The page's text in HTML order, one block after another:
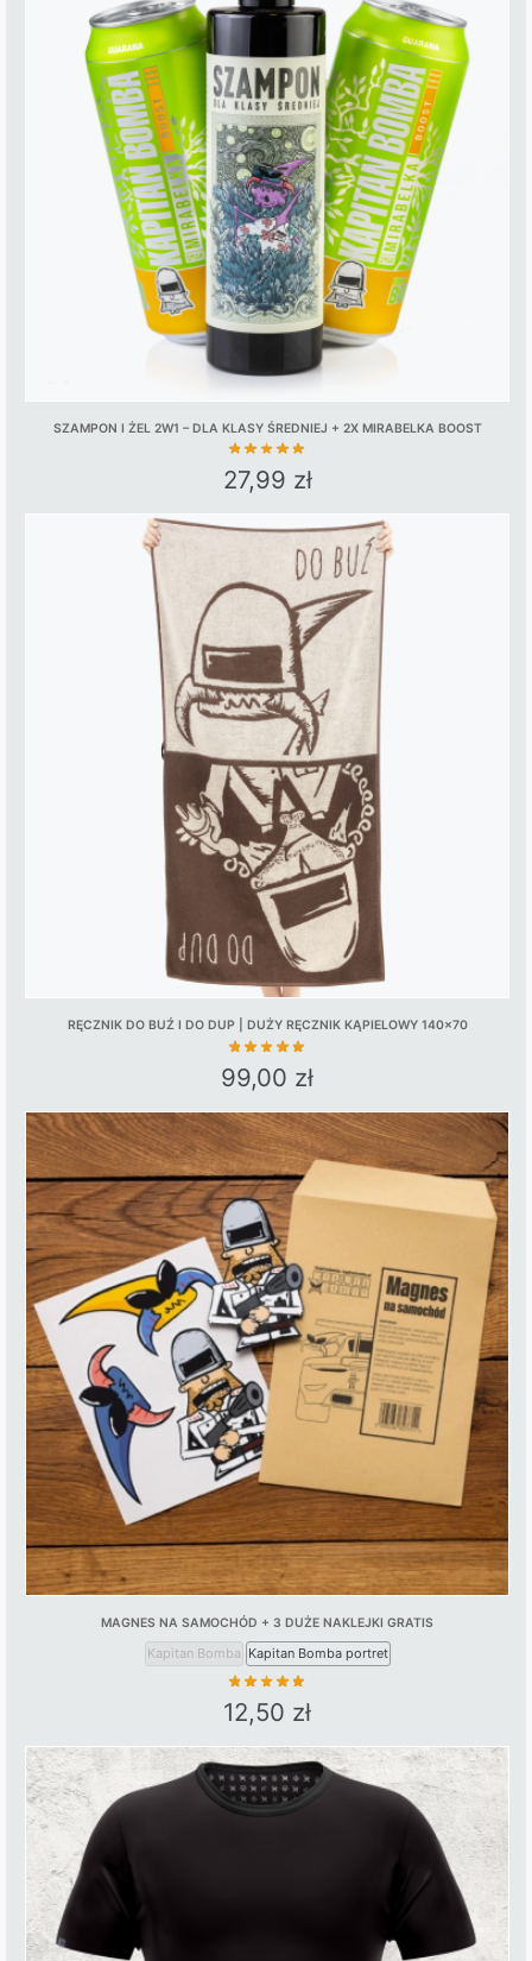
SZAMPON I ŻEL 2W1 – DLA KLASY ŚREDNIEJ + 2X MIRABELKA BOOST
27,99 zł
RĘCZNIK DO BUŹ I DO DUP | DUŻY RĘCZNIK KĄPIELOWY 140×70
99,00 zł
MAGNES NA SAMOCHÓD + 3 DUŻE NAKLEJKI GRATIS
Kapitan Bomba Kapitan Bomba portret
12,50 zł
This
product
has